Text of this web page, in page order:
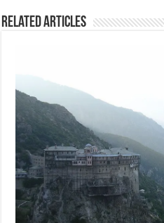
Related Articles